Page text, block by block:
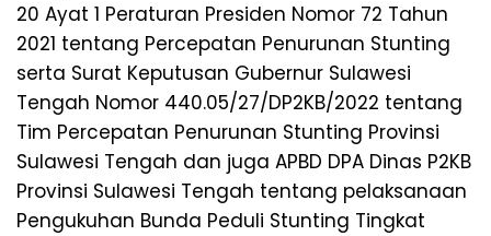
20 Ayat 1 Peraturan Presiden Nomor 72 Tahun
2021 tentang Percepatan Penurunan Stunting
serta Surat Keputusan Gubernur Sulawesi
Tengah Nomor 440.05/27/DP2KB/2022 tentang
Tim Percepatan Penurunan Stunting Provinsi
Sulawesi Tengah dan juga APBD DPA Dinas P2KB
Provinsi Sulawesi Tengah tentang pelaksanaan
Pengukuhan Bunda Peduli Stunting Tingkat